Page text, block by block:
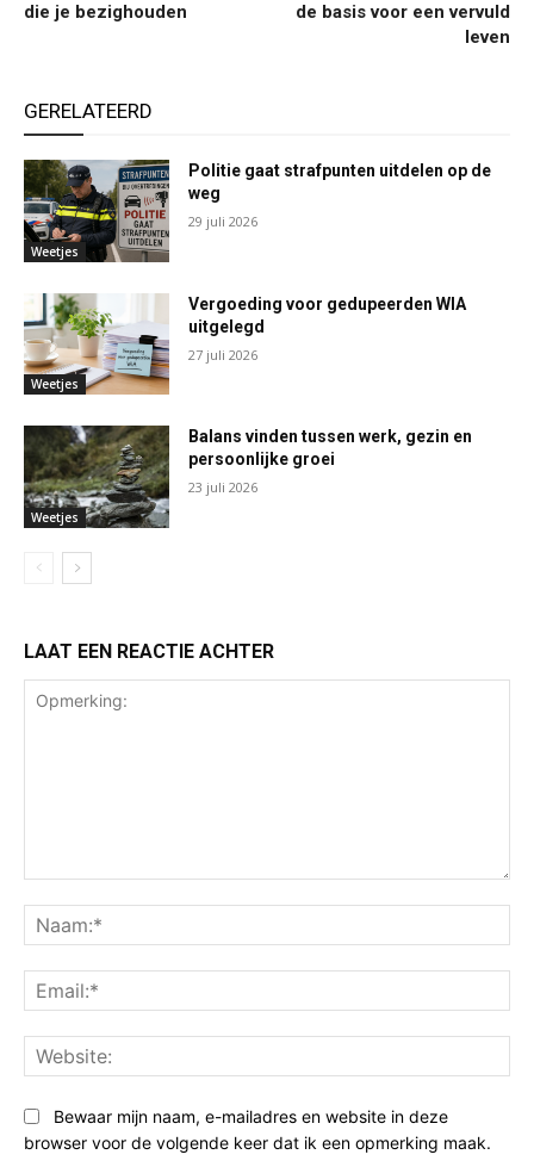
die je bezighouden
de basis voor een vervuld
leven
GERELATEERD
Weetjes
Politie gaat strafpunten uitdelen op de
weg
29 juli 2026
Weetjes
Vergoeding voor gedupeerden WIA
uitgelegd
27 juli 2026
Weetjes
Balans vinden tussen werk, gezin en
persoonlijke groei
23 juli 2026
LAAT EEN REACTIE ACHTER
Bewaar mijn naam, e-mailadres en website in deze
browser voor de volgende keer dat ik een opmerking maak.